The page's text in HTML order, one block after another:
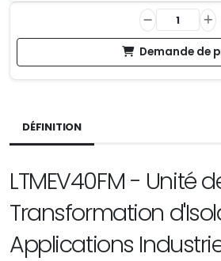
Demande de
DÉFINITION
LTMEV40FM - Unité
Transformation
Applications